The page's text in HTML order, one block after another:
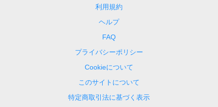
利用規約
ヘルプ
FAQ
プライバシーポリシー
Cookieについて
このサイトについて
特定商取引法に基づく表示